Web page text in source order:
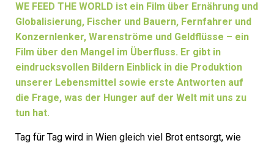
WE FEED THE WORLD ist ein Film über Ernährung und
Globalisierung, Fischer und Bauern, Fernfahrer und
Konzernlenker, Warenströme und Geldflüsse – ein
Film über den Mangel im Überfluss. Er gibt in
eindrucksvollen Bildern Einblick in die Produktion
unserer Lebensmittel sowie erste Antworten auf
die Frage, was der Hunger auf der Welt mit uns zu
tun hat.
Tag für Tag wird in Wien gleich viel Brot entsorgt, wie